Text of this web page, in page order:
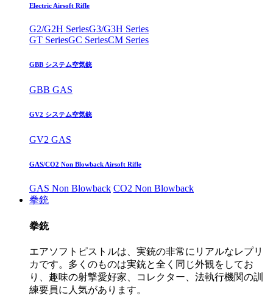
Electric Airsoft Rifle
G2/G2H SeriesG3/G3H Series
GT SeriesGC SeriesCM Series
GBB システム空気銃
GBB GAS
GV2 システム空気銃
GV2 GAS
GAS/CO2 Non Blowback Airsoft Rifle
GAS Non Blowback CO2 Non Blowback
拳銃
拳銃
エアソフトピストルは、実銃の非常にリアルなレプリ
カです。多くのものは実銃と全く同じ外観をしてお
り、趣味の射撃愛好家、コレクター、法執行機関の訓
練要員に人気があります。